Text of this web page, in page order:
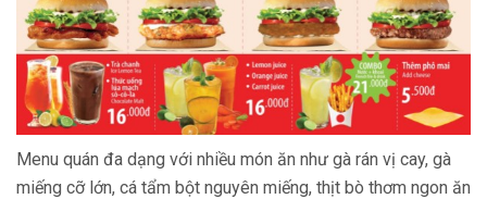
Menu quán đa dạng với nhiều món ăn như gà rán vị cay, gà
miếng cỡ lớn, cá tẩm bột nguyên miếng, thịt bò thơm ngon ăn